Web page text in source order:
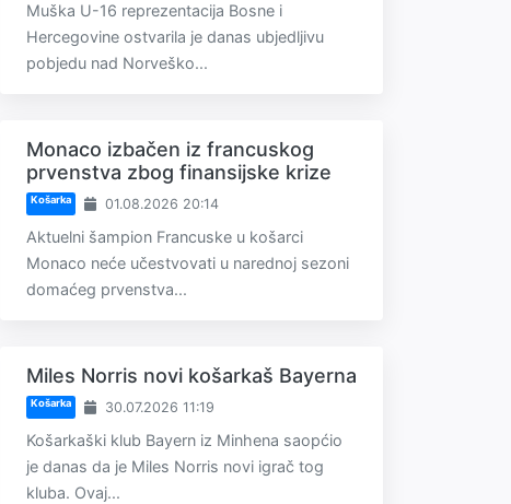
Muška U-16 reprezentacija Bosne i
Hercegovine ostvarila je danas ubjedljivu
pobjedu nad Norveško...
Monaco izbačen iz francuskog
prvenstva zbog finansijske krize
Košarka 01.08.2026 20:14
Aktuelni šampion Francuske u košarci
Monaco neće učestvovati u narednoj sezoni
domaćeg prvenstva...
Miles Norris novi košarkaš Bayerna
Košarka 30.07.2026 11:19
Košarkaški klub Bayern iz Minhena saopćio
je danas da je Miles Norris novi igrač tog
kluba. Ovaj...